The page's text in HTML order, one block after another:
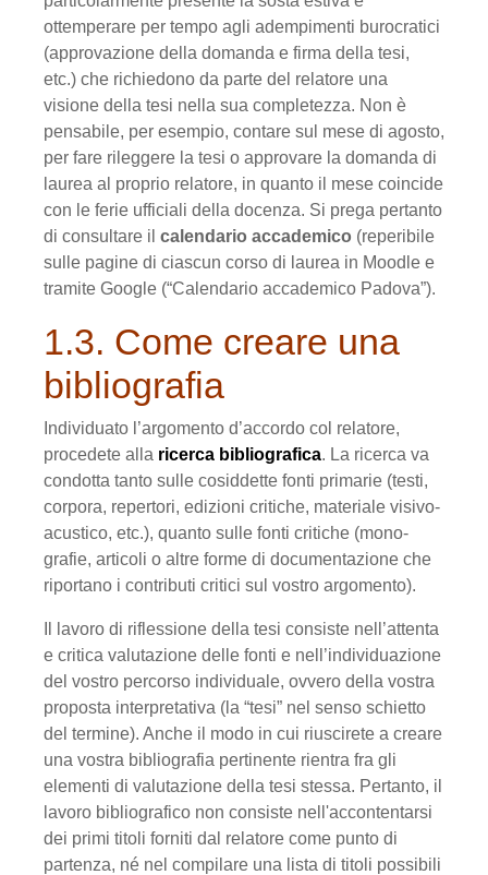
ottemperare per tempo agli adempimenti burocratici
(approvazione della domanda e firma della tesi,
etc.) che richiedono da parte del relatore una
visione della tesi nella sua completezza. Non è
pensabile, per esempio, contare sul mese di agosto,
per fare rileggere la tesi o approvare la domanda di
laurea al proprio relatore, in quanto il mese coincide
con le ferie ufficiali della docenza. Si prega pertanto
di consultare il calendario accademico (reperibile
sulle pagine di ciascun corso di laurea in Moodle e
tramite Google (“Calendario accademico Padova”).
1.3. Come creare una
bibliografia
Individuato l’argomento d’accordo col relatore,
procedete alla ricerca bibliogra­fica. La ricerca va
condotta tanto sulle cosiddette fonti primarie (testi,
corpora, repertori, edizioni critiche, materiale visivo-
acustico, etc.), quanto sulle fonti critiche (mono­
grafie, articoli o altre forme di documentazione che
riportano i contributi critici sul vostro argomento).
Il lavoro di riflessione della tesi consiste nell’attenta
e critica valutazione delle fonti e nell’individuazione
del vostro percorso individuale, ovvero della vostra
proposta interpretativa (la “tesi” nel senso schietto
del termine). Anche il modo in cui riuscirete a creare
una vostra bibliografia pertinente rientra fra gli
elementi di valutazione della tesi stessa. Pertanto, il
lavoro bibliografico non consiste nell'accontentarsi
dei primi titoli forniti dal relatore come punto di
partenza, né nel compilare una lista di titoli possibili